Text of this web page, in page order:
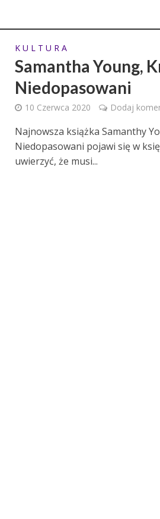
K U L T U R A
Samantha Young,
Niedopasowani
10 Czerwca 2020 Dodaj
Najnowsza książka Samanthy
Niedopasowani pojawi się w
uwierzyć, że musi...